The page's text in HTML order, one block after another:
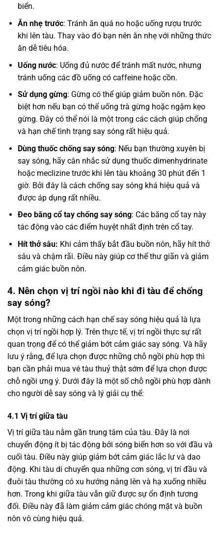
biển.
Ăn nhẹ trước: Tránh ăn quá no hoặc uống rượu trước
khi lên tàu. Thay vào đó bạn nên ăn nhẹ với những thức
ăn dễ tiêu hóa.
Uống nước: Uống đủ nước để tránh mất nước, nhưng
tránh uống các đồ uống có caffeine hoặc cồn.
Sử dụng gừng: Gừng có thể giúp giảm buồn nôn. Đặc
biệt hơn nếu bạn có thể uống trà gừng hoặc ngậm kẹo
gừng. Đây có thể nói là một trong các cách giúp chống
và hạn chế tình trạng say sóng rất hiệu quả.
Dùng thuốc chống say sóng: Nếu bạn thường xuyên bị
say sóng, hãy cân nhắc sử dụng thuốc dimenhydrinate
hoặc meclizine trước khi lên tàu khoảng 30 phút đến 1
giờ. Bởi đây là cách chống say sóng khá hiệu quả và
được áp dụng rất nhiều.
Đeo băng cổ tay chống say sóng: Các băng cổ tay này
tác động vào các điểm huyệt nhất định trên cổ tay.
Hít thở sâu: Khi cảm thấy bắt đầu buồn nôn, hãy hít thở
sâu và chậm rãi. Điều này giúp cơ thể thư giãn và giảm
cảm giác buồn nôn.
4. Nên chọn vị trí ngồi nào khi đi tàu để chống
say sóng?
Một trong những cách hạn chế say sóng hiệu quả là lựa
chọn vị trí ngồi hợp lý. Trên thực tế, vị trí ngồi thực sự rất
quan trọng để có thể giảm bớt cảm giác say sóng. Và hãy
lưu ý rằng, để lựa chọn được những chỗ ngồi phù hợp thì
bạn cần phải mua vé tàu thuỷ thật sớm để lựa chọn được
chỗ ngồi ưng ý. Dưới đây là một số chỗ ngồi phù hợp dành
cho người dễ say sóng và lý giải cụ thể:
4.1 Vị trí giữa tàu
Vị trí giữa tàu nằm gần trung tâm của tàu. Đây là nơi
chuyển động ít bị tác động bởi sóng biển hơn so với đầu và
cuối tàu. Điều này giúp giảm bớt cảm giác lắc lư và dao
động. Khi tàu di chuyển qua những cơn sóng, vị trí đầu và
đuôi tàu thường có xu hướng nâng lên và hạ xuống nhiều
hơn. Trong khi giữa tàu vẫn giữ được sự ổn định tương
đối. Điều này đã làm giảm cảm giác chóng mặt và buồn
nôn vô cùng hiệu quả.